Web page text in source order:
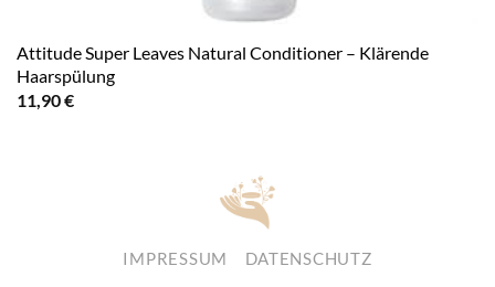
Attitude Super Leaves Natural Conditioner – Klärende
Haarspülung
11,90€
IMPRESSUM DATENSCHUTZ